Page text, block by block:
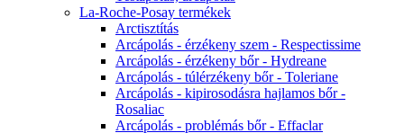
La-Roche-Posay termékek
Arctisztítás
Arcápolás - érzékeny szem - Respectissime
Arcápolás - érzékeny bőr - Hydreane
Arcápolás - túlérzékeny bőr - Toleriane
Arcápolás - kipirosodásra hajlamos bőr -
Rosaliac
Arcápolás - problémás bőr - Effaclar